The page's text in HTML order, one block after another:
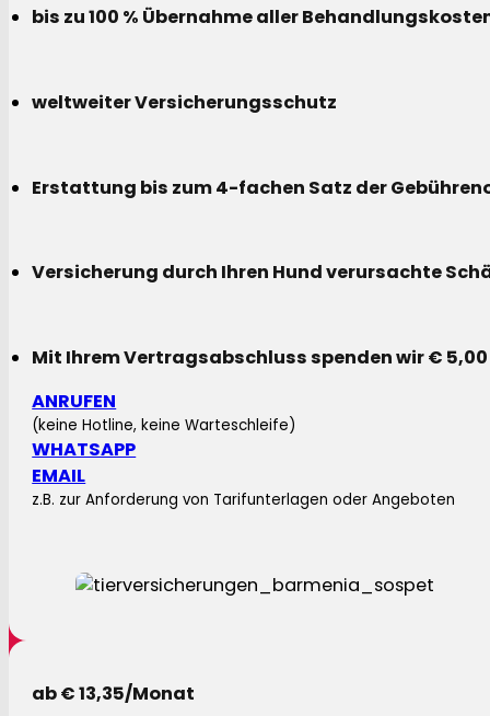
bis zu 100 % Übernahme aller
weltweiter Versicherungsschutz
Erstattung bis zum 4-fachen Satz der
Versicherung durch Ihren Hund verursachte
Mit Ihrem Vertragsabschluss spenden wir €
ANRUFEN
(keine Hotline, keine Warteschleife)
WHATSAPP
EMAIL
z.B. zur Anforderung von Tarifunterlagen oder Angeboten
ab € 13,35/Monat